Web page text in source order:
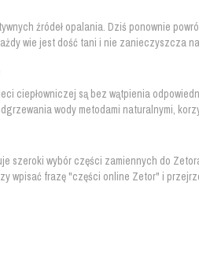
źródeł opalania. Dziś ponownie
wie jest dość tani i nie zanieczyszcza
ciepłowniczej są bez wątpienia
wody metodami naturalnymi,
szeroki wybór części zamiennych do
wpisać frazę "części online Zetor" i